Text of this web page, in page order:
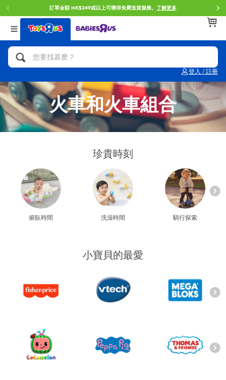
訂單金額 HK$349或以上可獲得免費送貨服務。 了解更多
登入 / 註冊
返回
分類目錄
人氣英雄,角色扮演,射擊玩具
單車,滑板車,騎乘車
拼砌組合及樂高LEGO
手工藝,文具,蠟筆,泥膠,畫板
娃娃, 芭比,收藏公仔
遊戲及拼圖系列
益智學習玩具
派對用品
返回
品牌
Brunch Brother 早午餐兄弟
Toy Story反斗奇兵
Spider-Man蜘蛛俠
Play-Doh培樂多
Pokemon寶可夢
LeapFrog跳跳蛙
Tomica多美
返回
年齢
0~2歳
3~4歳
5~7歳
12~14歳
14歳以上
火車和火車組合
珍貴時刻
俯臥時間 洗澡時間 騎行探索
小寶貝的最愛